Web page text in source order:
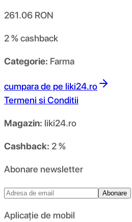
261.06 RON
2 %cashback
Categorie: Farma
cumpara de pe liki24.ro
Termeni si Conditii
Magazin: liki24.ro
Cashback: 2 %
Abonare newsletter
Abonare
Aplicație de mobil